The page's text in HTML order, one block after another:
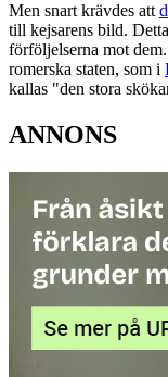
Men snart krävdes att
till kejsarens bild.
förföljelserna mot
romerska staten, som i
kallas "den stora
ANNONS